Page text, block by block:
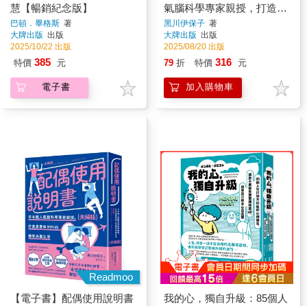
慧【暢銷紀念版】
巴頓．畢格斯 著
大牌出版 出版
2025/10/22 出版
特價 385 元
電子書
氣腦科學專家親授，打造恩
愛率99%的機智夫妻生活
【夫婦腦】【暢銷紀念版】
黑川伊保子 著
大牌出版 出版
2025/08/20 出版
79 折 特價 316 元
加入購物車
Readmoo
【電子書】配偶使用說明書
我的心，獨自升級：85個人